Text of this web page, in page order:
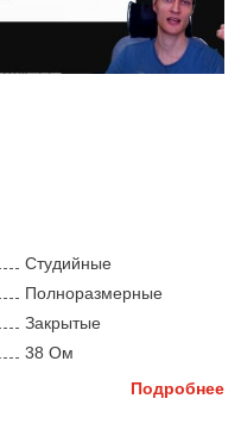
Студийные
Полноразмерные
Закрытые
38 Ом
Подробнее